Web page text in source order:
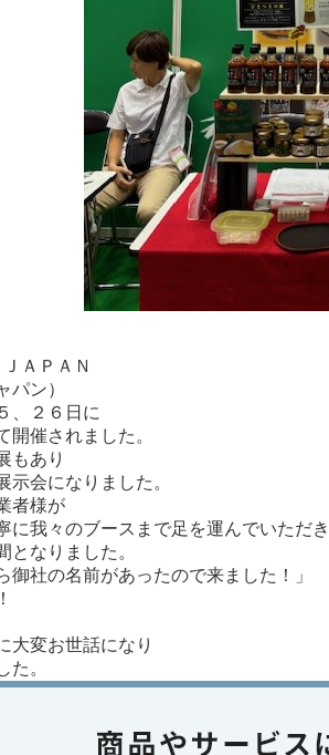
ＡＰＡＮ
パン）
、２６日に
開催されました。
もあり
示会になりました。
者様が
に我々のブースまで足を運んでいただき
となりました。
御社の名前があったので来ました！」
大変お世話になり
た。